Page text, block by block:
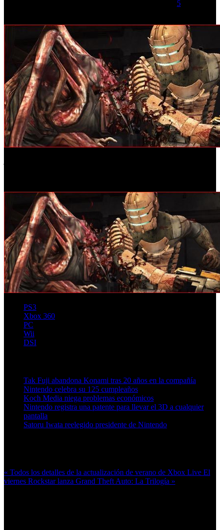
5
PS3
Xbox 360
PC
Wii
DSI
Tak Fuji abandona Konami tras 20 años en la compañía
Nintendo celebra su 125 cumpleaños
Koch Media niega problemas económicos
Nintendo registra una patente para llevar el 3D a cualquier
pantalla
Satoru Iwata reelegido presidente de Nintendo
« Todos los detalles de la actualización de verano de Xbox Live El
viernes Rockstar lanza Grand Theft Auto: La Trilogía »